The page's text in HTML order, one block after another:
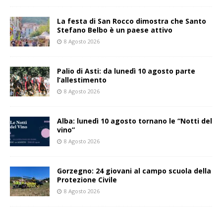
La festa di San Rocco dimostra che Santo
Stefano Belbo è un paese attivo
8 Agosto 2026
Palio di Asti: da lunedì 10 agosto parte
l’allestimento
8 Agosto 2026
Alba: lunedì 10 agosto tornano le “Notti del
vino”
8 Agosto 2026
Gorzegno: 24 giovani al campo scuola della
Protezione Civile
8 Agosto 2026